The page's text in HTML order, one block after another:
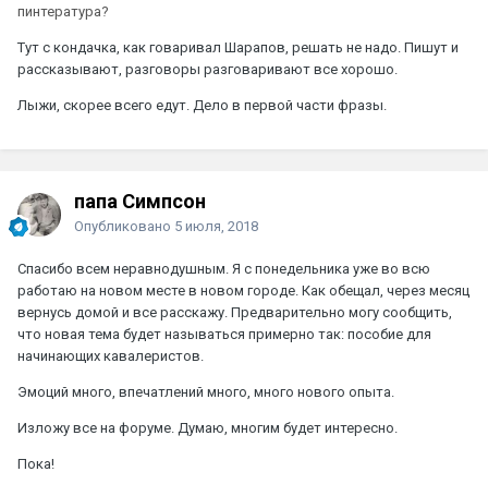
пинтература?
Тут с кондачка, как говаривал Шарапов, решать не надо. Пишут и
рассказывают, разговоры разговаривают все хорошо.
Лыжи, скорее всего едут. Дело в первой части фразы.
папа Симпсон
Опубликовано 5 июля, 2018
Спасибо всем неравнодушным. Я с понедельника уже во всю
работаю на новом месте в новом городе. Как обещал, через месяц
вернусь домой и все расскажу. Предварительно могу сообщить,
что новая тема будет называться примерно так: пособие для
начинающих кавалеристов.
Эмоций много, впечатлений много, много нового опыта.
Изложу все на форуме. Думаю, многим будет интересно.
Пока!